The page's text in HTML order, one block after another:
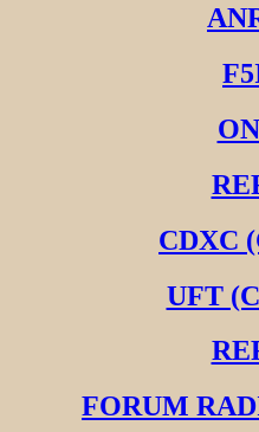
CDXC
UFT
FORUM